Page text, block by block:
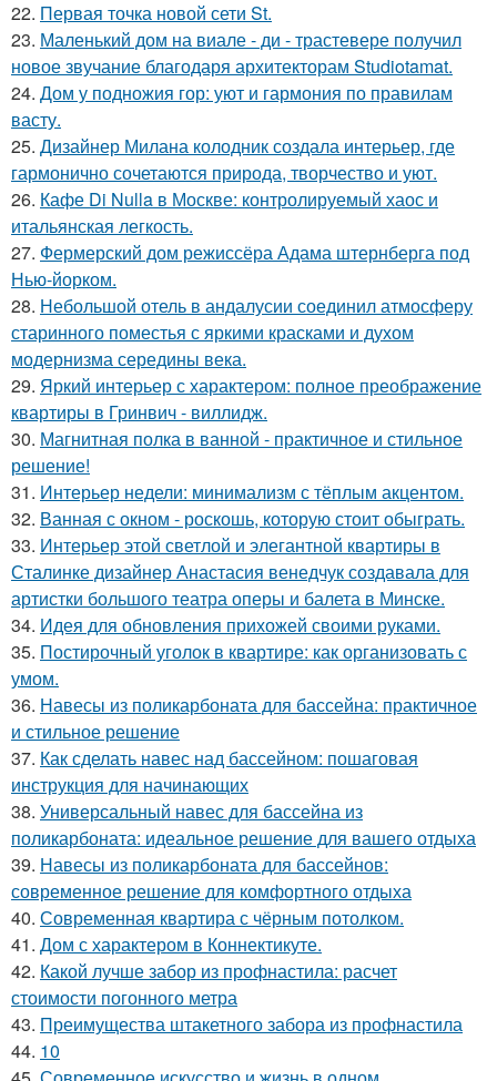
22. Первая точка новой сети St.
23. Маленький дом на виале - ди - трастевере получил
новое звучание благодаря архитекторам Studiotamat.
24. Дом у подножия гор: уют и гармония по правилам
васту.
25. Дизайнер Милана колодник создала интерьер, где
гармонично сочетаются природа, творчество и уют.
26. Кафе Di Nulla в Москве: контролируемый хаос и
итальянская легкость.
27. Фермерский дом режиссёра Адама штернберга под
Нью-йорком.
28. Небольшой отель в андалусии соединил атмосферу
старинного поместья с яркими красками и духом
модернизма середины века.
29. Яркий интерьер с характером: полное преображение
квартиры в Гринвич - виллидж.
30. Магнитная полка в ванной - практичное и стильное
решение!
31. Интерьер недели: минимализм с тёплым акцентом.
32. Ванная с окном - роскошь, которую стоит обыграть.
33. Интерьер этой светлой и элегантной квартиры в
Сталинке дизайнер Анастасия венедчук создавала для
артистки большого театра оперы и балета в Минске.
34. Идея для обновления прихожей своими руками.
35. Постирочный уголок в квартире: как организовать с
умом.
36. Навесы из поликарбоната для бассейна: практичное
и стильное решение
37. Как сделать навес над бассейном: пошаговая
инструкция для начинающих
38. Универсальный навес для бассейна из
поликарбоната: идеальное решение для вашего отдыха
39. Навесы из поликарбоната для бассейнов:
современное решение для комфортного отдыха
40. Современная квартира с чёрным потолком.
41. Дом с характером в Коннектикуте.
42. Какой лучше забор из профнастила: расчет
стоимости погонного метра
43. Преимущества штакетного забора из профнастила
44. 10